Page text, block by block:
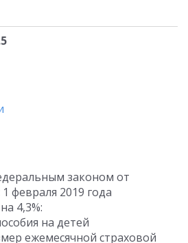
законом от
февраля 2019 года
4,3%:
на детей
ежемесячной страховой